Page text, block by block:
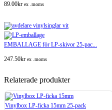
89.00kr ex .moms
EMBALLAGE för LP-skivor 25-pac...
247.50kr ex .moms
Relaterade produkter
Vinylbox LP-ficka 15mm 25-pack